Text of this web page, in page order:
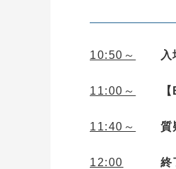
10:50～
11:00～
11:40 ～ 質
12:00 終